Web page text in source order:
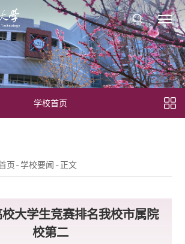
学校首页
页-学校要闻 -正文
大学生竞赛排名我校市属院
校第二